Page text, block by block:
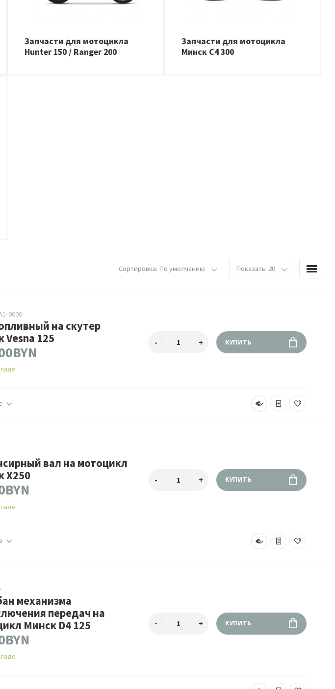
Запчасти для мотоцикла
Hunter 150 / Ranger 200
Запчасти для мотоцикла
Минск C4 300
Сортировка: По умолчанию Показать: 20
9000
на скутер
Vesna 125
КУПИТЬ
вал на мотоцикл
X250
КУПИТЬ
механизма
передач на
Минск D4 125
КУПИТЬ